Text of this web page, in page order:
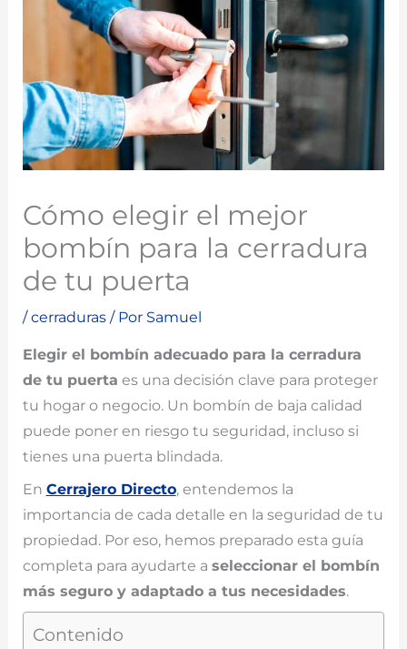
Cómo elegir el mejor
bombín para la cerradura
de tu puerta
/cerraduras/ Por Samuel
Elegir el bombín adecuado para la cerradura
de tu puerta es una decisión clave para proteger
tu hogar o negocio. Un bombín de baja calidad
puede poner en riesgo tu seguridad, incluso si
tienes una puerta blindada.
En Cerrajero Directo, entendemos la
importancia de cada detalle en la seguridad de tu
propiedad. Por eso, hemos preparado esta guía
completa para ayudarte a seleccionar el bombín
más seguro y adaptado a tus necesidades.
Contenido